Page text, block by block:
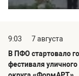
9:03
7 августа
В ПФО стартовало
фестиваля